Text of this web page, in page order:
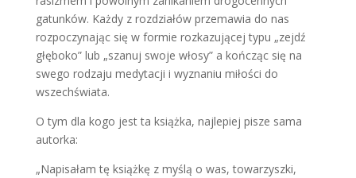
gatunków. Każdy z rozdziałów przemawia do nas
rozpoczynając się w formie rozkazującej typu „zejdź
głęboko” lub „szanuj swoje włosy” a kończąc się na
swego rodzaju medytacji i wyznaniu miłości do
wszechświata.
O tym dla kogo jest ta książka, najlepiej pisze sama
autorka:
„Napisałam tę książkę z myślą o was, towarzyszki,